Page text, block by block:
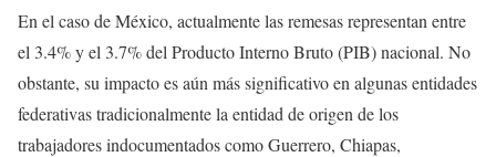
En el caso de México, actualmente las remesas representan entre
el 3.4% y el 3.7% del Producto Interno Bruto (PIB) nacional. No
obstante, su impacto es aún más significativo en algunas entidades
federativas tradicionalmente la entidad de origen de los
trabajadores indocumentados como Guerrero, Chiapas,